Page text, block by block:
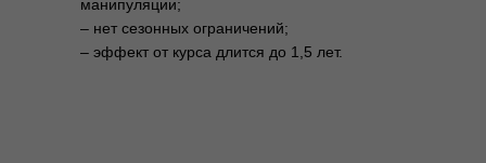
манипуляции;
– нет сезонных ограничений;
– эффект от курса длится до 1,5 лет.